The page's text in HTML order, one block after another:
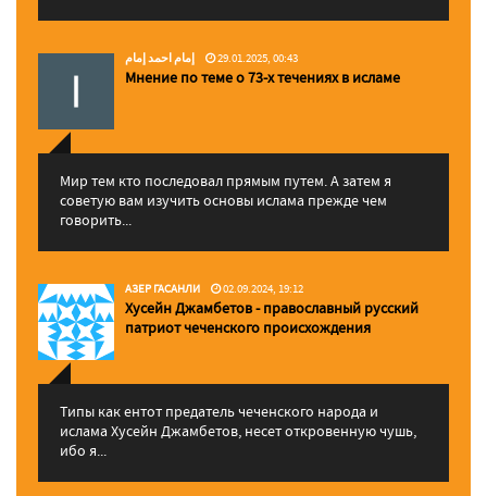
إمام احمد إمام 29.01.2025, 00:43
Мнение по теме о 73-х течениях в исламе
Мир тем кто последовал прямым путем. А затем я
советую вам изучить основы ислама прежде чем
говорить...
АЗЕР ГАСАНЛИ 02.09.2024, 19:12
Хусейн Джамбетов - православный русский
патриот чеченского происхождения
Типы как ентот предатель чеченского народа и
ислама Хусейн Джамбетов, несет откровенную чушь,
ибо я...